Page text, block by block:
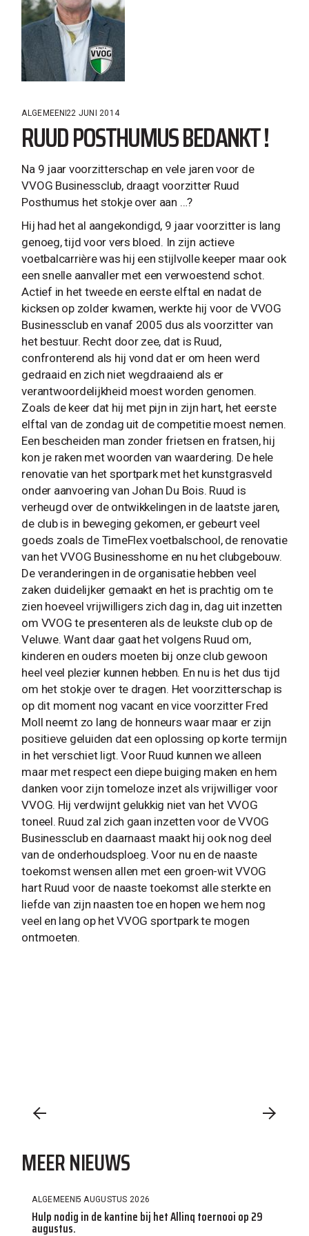
ALGEMEEN 22 JUNI 2014
RUUD POSTHUMUS BEDANKT !
Na 9 jaar voorzitterschap en vele jaren voor de
VVOG Businessclub, draagt voorzitter Ruud
Posthumus het stokje over aan …?
Hij had het al aangekondigd, 9 jaar voorzitter is lang
genoeg, tijd voor vers bloed. In zijn actieve
voetbalcarrière was hij een stijlvolle keeper maar ook
een snelle aanvaller met een verwoestend schot.
Actief in het tweede en eerste elftal en nadat de
kicksen op zolder kwamen, werkte hij voor de VVOG
Businessclub en vanaf 2005 dus als voorzitter van
het bestuur. Recht door zee, dat is Ruud,
confronterend als hij vond dat er om heen werd
gedraaid en zich niet wegdraaiend als er
verantwoordelijkheid moest worden genomen.
Zoals de keer dat hij met pijn in zijn hart, het eerste
elftal van de zondag uit de competitie moest nemen.
Een bescheiden man zonder frietsen en fratsen, hij
kon je raken met woorden van waardering. De hele
renovatie van het sportpark met het kunstgrasveld
onder aanvoering van Johan Du Bois. Ruud is
verheugd over de ontwikkelingen in de laatste jaren,
de club is in beweging gekomen, er gebeurt veel
goeds zoals de TimeFlex voetbalschool, de renovatie
van het VVOG Businesshome en nu het clubgebouw.
De veranderingen in de organisatie hebben veel
zaken duidelijker gemaakt en het is prachtig om te
zien hoeveel vrijwilligers zich dag in, dag uit inzetten
om VVOG te presenteren als de leukste club op de
Veluwe. Want daar gaat het volgens Ruud om,
kinderen en ouders moeten bij onze club gewoon
heel veel plezier kunnen hebben. En nu is het dus tijd
om het stokje over te dragen. Het voorzitterschap is
op dit moment nog vacant en vice voorzitter Fred
Moll neemt zo lang de honneurs waar maar er zijn
positieve geluiden dat een oplossing op korte termijn
in het verschiet ligt. Voor Ruud kunnen we alleen
maar met respect een diepe buiging maken en hem
danken voor zijn tomeloze inzet als vrijwilliger voor
VVOG. Hij verdwijnt gelukkig niet van het VVOG
toneel. Ruud zal zich gaan inzetten voor de VVOG
Businessclub en daarnaast maakt hij ook nog deel
van de onderhoudsploeg. Voor nu en de naaste
toekomst wensen allen met een groen-wit VVOG
hart Ruud voor de naaste toekomst alle sterkte en
liefde van zijn naasten toe en hopen we hem nog
veel en lang op het VVOG sportpark te mogen
ontmoeten.
MEER NIEUWS
ALGEMEEN5 AUGUSTUS 2026
Hulp nodig in de kantine bij het Allinq toernooi op 29
augustus.